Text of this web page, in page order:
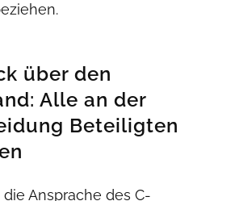
über den
Alle an der
Beteiligten
Ansprache des C-